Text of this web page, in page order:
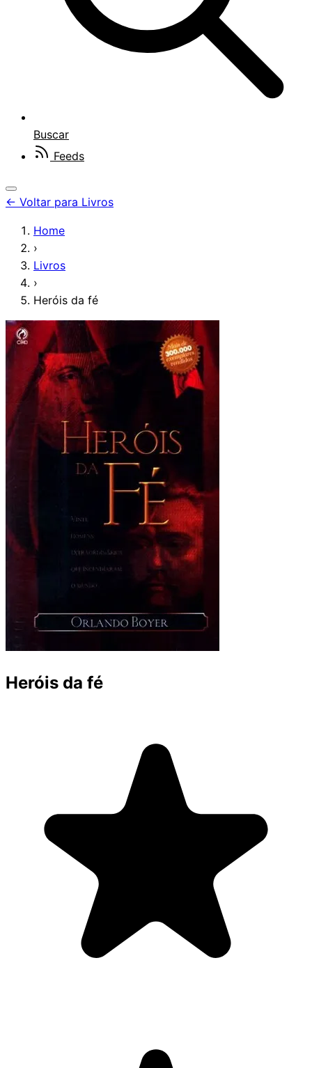
Buscar
Feeds
← Voltar para Livros
Home
›
Livros
›
Heróis da fé
Heróis da fé